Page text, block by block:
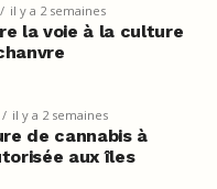
il y a 2 semaines
la voie à la culture
il y a 2 semaines
de cannabis à
aux îles